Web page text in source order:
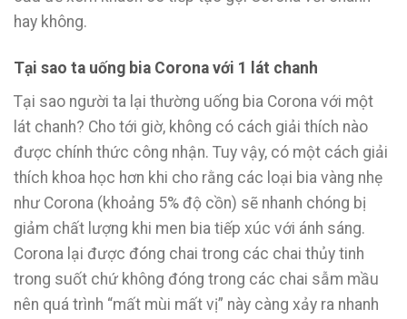
hay không.
Tại sao ta uống bia Corona với 1 lát chanh
Tại sao người ta lại thường uống bia Corona với một
lát chanh? Cho tới giờ, không có cách giải thích nào
được chính thức công nhận. Tuy vậy, có một cách giải
thích khoa học hơn khi cho rằng các loại bia vàng nhẹ
như Corona (khoảng 5% độ cồn) sẽ nhanh chóng bị
giảm chất lượng khi men bia tiếp xúc với ánh sáng.
Corona lại được đóng chai trong các chai thủy tinh
trong suốt chứ không đóng trong các chai sẫm mầu
nên quá trình “mất mùi mất vị” này càng xảy ra nhanh